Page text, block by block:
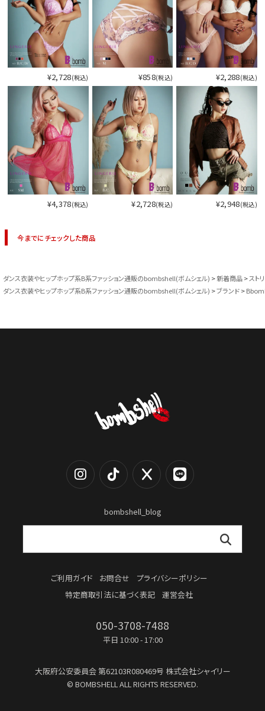
¥2,728(税込) ¥858(税込) ¥2,288(税込)
¥4,378(税込) ¥2,728(税込) ¥2,948(税込)
今までにチェックした商品
ダンス衣装やヒップホップ系B系ファッション通販のbombshell(ボムシェル) 新着商品
スト
ダンス衣装やヒップホップ系B系ファッション通販のbombshell(ボムシェル)
ブランド
bombshell_blog
ご利用ガイド お問合せ
プライバシーポリシー
特定商取引法に基づく表記
運営会社
050-3708-7488
平日 10:00 - 17:00
大阪府公安委員会第62103R080469号 株式会社シャイリー
© BOMBSHELL ALL RIGHTS RESERVED.